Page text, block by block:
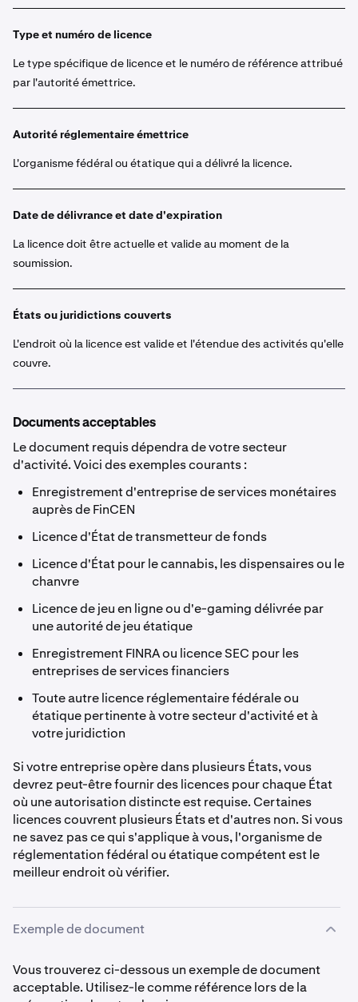
Type et numéro de licence
Le type spécifique de licence et le numéro de référence attribué
par l'autorité émettrice.
Autorité réglementaire émettrice
L'organisme fédéral ou étatique qui a délivré la licence.
Date de délivrance et date d'expiration
La licence doit être actuelle et valide au moment de la
soumission.
États ou juridictions couverts
L'endroit où la licence est valide et l'étendue des activités qu'elle
couvre.
Documents acceptables
Le document requis dépendra de votre secteur
d'activité. Voici des exemples courants :
Enregistrement d'entreprise de services monétaires
auprès de FinCEN
Licence d'État de transmetteur de fonds
Licence d'État pour le cannabis, les dispensaires ou le
chanvre
Licence de jeu en ligne ou d'e-gaming délivrée par
une autorité de jeu étatique
Enregistrement FINRA ou licence SEC pour les
entreprises de services financiers
Toute autre licence réglementaire fédérale ou
étatique pertinente à votre secteur d'activité et à
votre juridiction
Si votre entreprise opère dans plusieurs États, vous
devrez peut-être fournir des licences pour chaque État
où une autorisation distincte est requise. Certaines
licences couvrent plusieurs États et d'autres non. Si vous
ne savez pas ce qui s'applique à vous, l'organisme de
réglementation fédéral ou étatique compétent est le
meilleur endroit où vérifier.
Exemple de document
Vous trouverez ci-dessous un exemple de document
acceptable. Utilisez-le comme référence lors de la